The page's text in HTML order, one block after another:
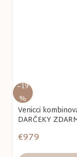
–19
%
Venicci
DARČEKY
€979